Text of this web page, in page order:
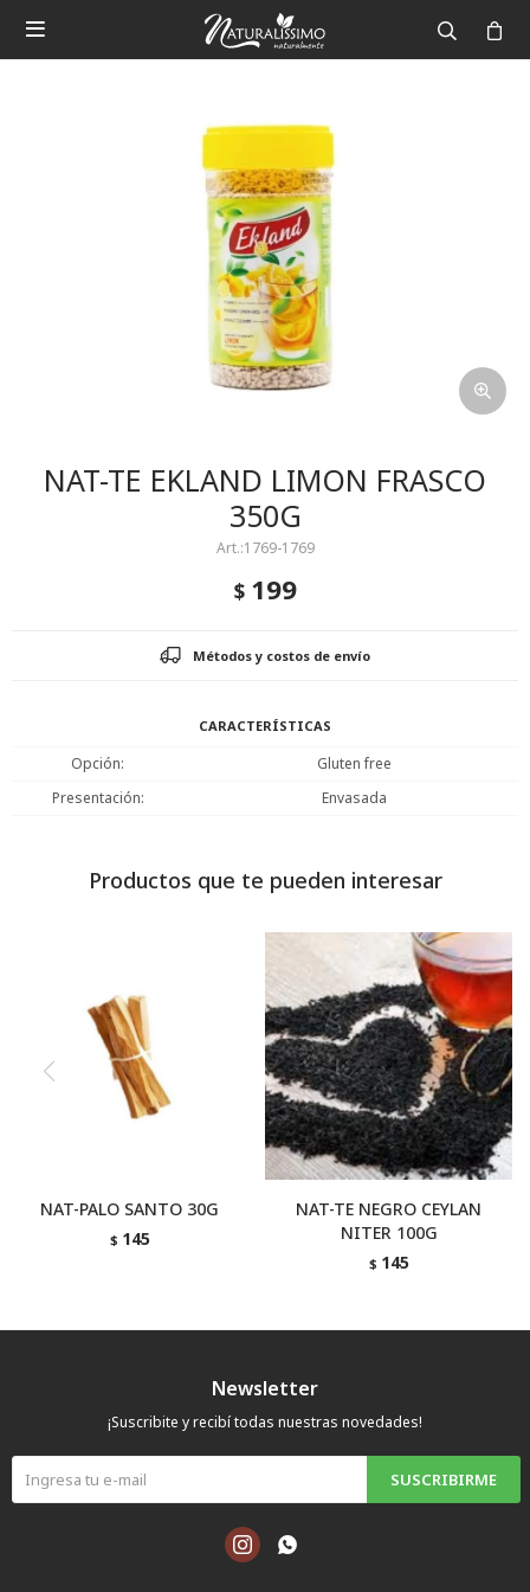

NAT-TE EKLAND LIMON FRASCO
350G
1769-1769
$ 199
Métodos y costos de envío
CARACTERÍSTICAS
Opción
Gluten free
Presentación
Envasada
Productos que te pueden interesar
NAT-PALO SANTO 30G
$ 145
NAT-TE NEGRO CEYLAN
NITER 100G
$ 145
Newsletter
¡Suscribite y recibí todas nuestras novedades!
SUSCRIBIRME
 